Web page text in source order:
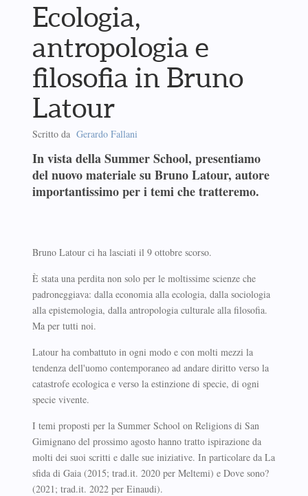
Ecologia,
antropologia e
filosofia in Bruno
Latour
Scritto da Gerardo Fallani
In vista della Summer School, presentiamo
del nuovo materiale su Bruno Latour, autore
importantissimo per i temi che tratteremo.
Bruno Latour ci ha lasciati il 9 ottobre scorso.
È stata una perdita non solo per le moltissime scienze che
padroneggiava: dalla economia alla ecologia, dalla sociologia
alla epistemologia, dalla antropologia culturale alla filosofia.
Ma per tutti noi.
Latour ha combattuto in ogni modo e con molti mezzi la
tendenza dell'uomo contemporaneo ad andare diritto verso la
catastrofe ecologica e verso la estinzione di specie, di ogni
specie vivente.
I temi proposti per la Summer School on Religions di San
Gimignano del prossimo agosto hanno tratto ispirazione da
molti dei suoi scritti e dalle sue iniziative. In particolare da La
sfida di Gaia (2015; trad.it. 2020 per Meltemi) e Dove sono?
(2021; trad.it. 2022 per Einaudi).